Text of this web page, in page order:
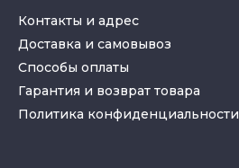
Контакты и адрес
Доставка и самовывоз
Способы оплаты
Гарантия и возврат товара
Политика конфиденциальности